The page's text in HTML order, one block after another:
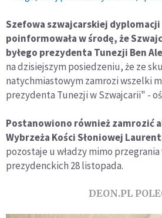
Szefowa szwajcarskiej dyplomacji
poinformowała w środę, że
byłego prezydenta Tunezji Ben
na dzisiejszym posiedzeniu, że ze
natychmiastowym zamrozi wszelki
prezydenta Tunezji w Szwajcarii" -
Postanowiono również zamrozić
Wybrzeża Kości Słoniowej
pozostaje u władzy mimo
prezydenckich 28 listopada.
DEON.PL